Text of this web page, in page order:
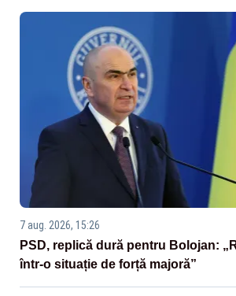
7 aug. 2026, 15:26
PSD, replică dură pentru Bolojan:
într-o situație de forță majoră”